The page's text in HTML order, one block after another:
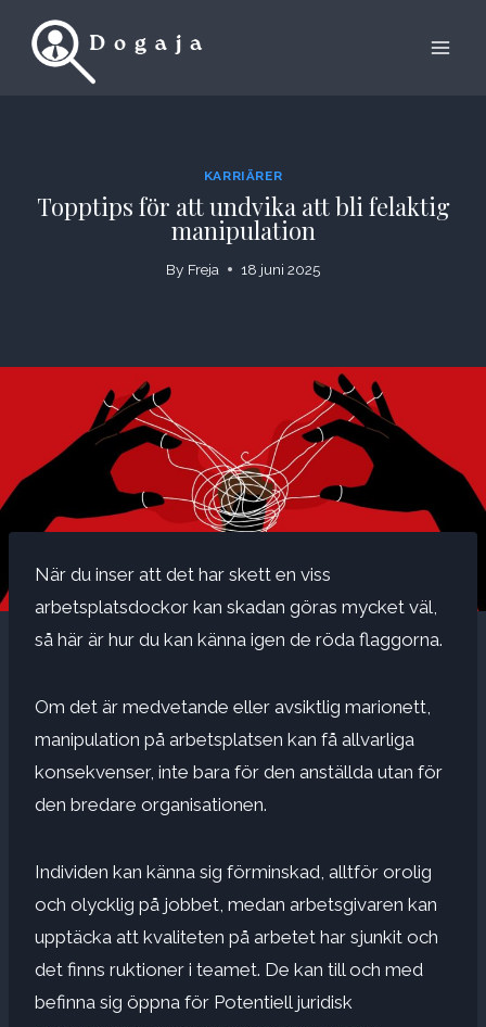
KARRIÄRER
Topptips för att undvika att bli felaktig
manipulation
By Freja 18 juni 2025
När du inser att det har skett en viss
arbetsplatsdockor kan skadan göras mycket väl,
så här är hur du kan känna igen de röda flaggorna.
Om det är medvetande eller avsiktlig marionett,
manipulation på arbetsplatsen kan få allvarliga
konsekvenser, inte bara för den anställda utan för
den bredare organisationen.
Individen kan känna sig förminskad, alltför orolig
och olycklig på jobbet, medan arbetsgivaren kan
upptäcka att kvaliteten på arbetet har sjunkit och
det finns ruktioner i teamet. De kan till och med
befinna sig öppna för Potentiell juridisk